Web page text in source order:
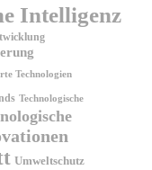
Intelligenz
Technologien
Technologische
Umweltschutz